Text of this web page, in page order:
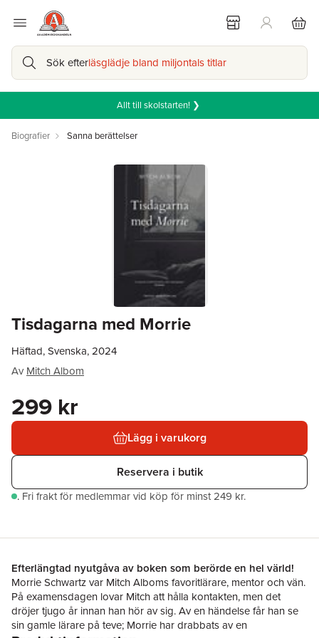
Sök efterläsglädje bland miljontals titlar
Allt till skolstarten! ❯
Biografier Sanna berättelser
Tisdagarna med Morrie
Häftad, Svenska, 2024
Av Mitch Albom
299 kr
Lägg i varukorg
Reservera i butik
. Fri frakt för medlemmar vid köp för minst 249 kr.
Efterlängtad nyutgåva av boken som berörde en hel värld!
Morrie Schwartz var Mitch Alboms favoritlärare, mentor och vän.
På examensdagen lovar Mitch att hålla kontakten, men det
dröjer tjugo år innan han hör av sig. Av en händelse får han se
sin gamle lärare på teve; Morrie har drabbats av en